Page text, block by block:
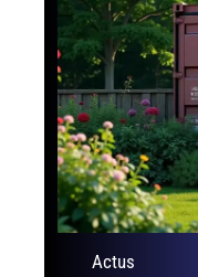
Actus